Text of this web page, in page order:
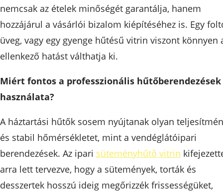
nemcsak az ételek minőségét garantálja, hanem
hozzájárul a vásárlói bizalom kiépítéséhez is. Egy
üveg, vagy egy gyenge hűtésű vitrin viszont könnyen
ellenkező hatást válthatja ki.
Miért fontos a professzionális hűtőberendezések
használata?
A háztartási hűtők sosem nyújtanak olyan
és stabil hőmérsékletet, mint a vendéglátóipari
berendezések. Az ipari süteményhűtő vitrin
arra lett tervezve, hogy a sütemények, torták és
desszertek hosszú ideig megőrizzék frissességüket,